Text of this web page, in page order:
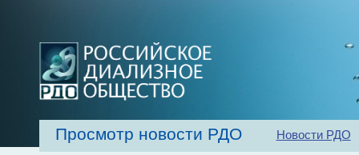
Главная Об обществе Рекомендации
Просмотр новости РДО Новости РДО